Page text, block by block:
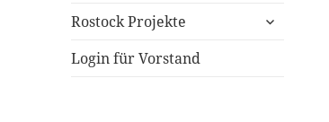
Rostock Projekte
untermenü
Login für Vorstand